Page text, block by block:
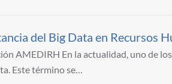
del Big Data en Recursos
AMEDIRH En la actualidad, uno de
Este término se…